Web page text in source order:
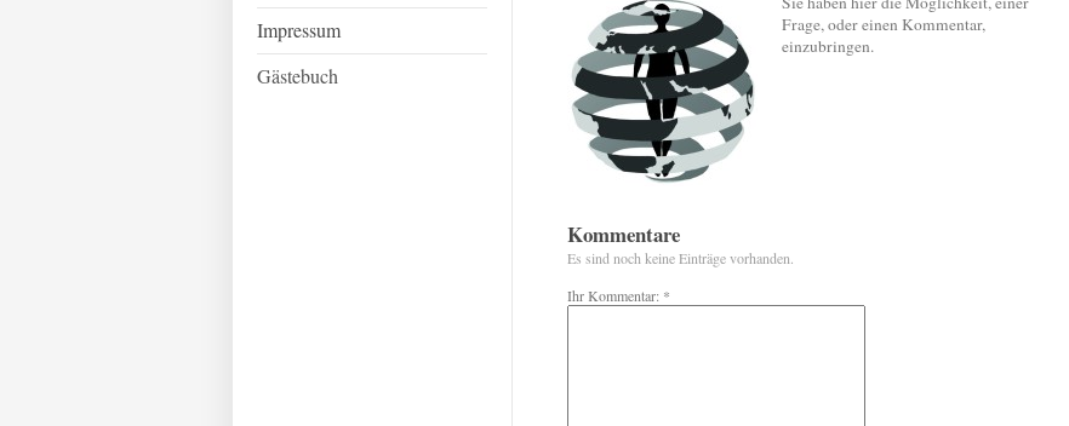
Impressum
Gästebuch
Frage, oder einen Kommentar,
einzubringen.
Kommentare
Es sind noch keine Einträge vorhanden.
Ihr Kommentar: *